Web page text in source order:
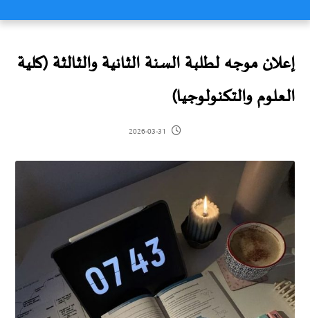
إعلان موجه لطلبة السنة الثانية والثالثة (كلية
العلوم والتكنولوجيا)
2026-03-31